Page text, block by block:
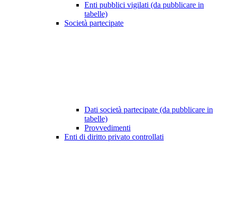
Enti pubblici vigilati (da pubblicare in
tabelle)
Società partecipate
Dati società partecipate (da pubblicare in
tabelle)
Provvedimenti
Enti di diritto privato controllati